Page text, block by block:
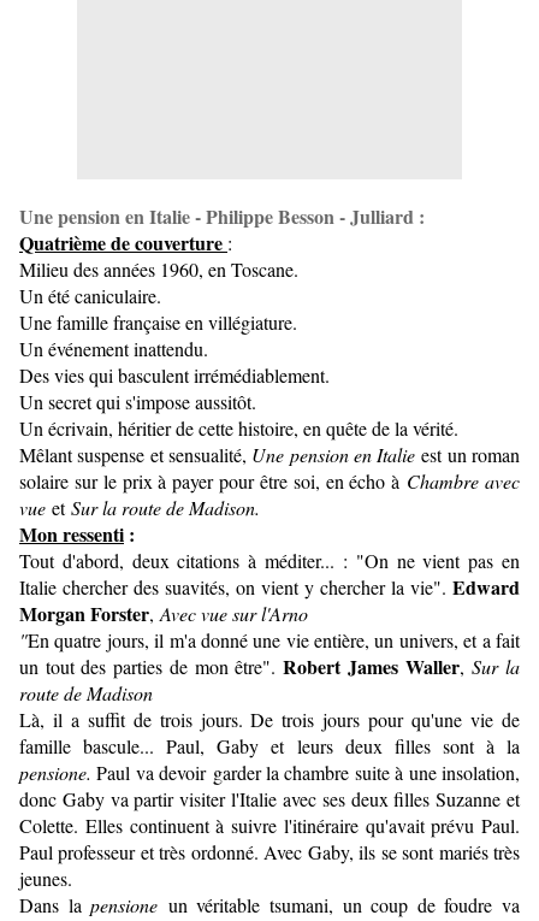
Une pension en Italie - Philippe Besson - Julliard :
Quatrième de couverture :
Milieu des années 1960, en Toscane.
Un été caniculaire.
Une famille française en villégiature.
Un événement inattendu.
Des vies qui basculent irrémédiablement.
Un secret qui s'impose aussitôt.
Un écrivain, héritier de cette histoire, en quête de la vérité.
Mêlant suspense et sensualité, Une pension en Italieest un roman
solaire sur le prix à payer pour être soi, en écho à Chambre avec
vue etSur la route de Madison.
Mon ressenti :
Tout d'abord, deux citations à méditer... : "On ne vient pas en
Italie chercher des suavités, on vient y chercher la vie". Edward
Morgan Forster, Avec vue sur l'Arno
"En quatre jours, il m'a donné une vie entière, un univers, et a fait
un tout des parties de mon être".Robert James Waller,Sur la
route de Madison
Là, il a suffit de trois jours. De trois jours pour qu'une vie de
famille bascule... Paul, Gaby et leurs deux filles sont à la
pensione. Paul va devoir garder la chambre suite à une insolation,
donc Gaby va partir visiter l'Italie avec ses deux filles Suzanne et
Colette. Elles continuent à suivre l'itinéraire qu'avait prévu Paul.
Paul professeur et très ordonné. Avec Gaby, ils se sont mariés très
jeunes.
Dans lapensione un véritable tsumani, un coup de foudre va